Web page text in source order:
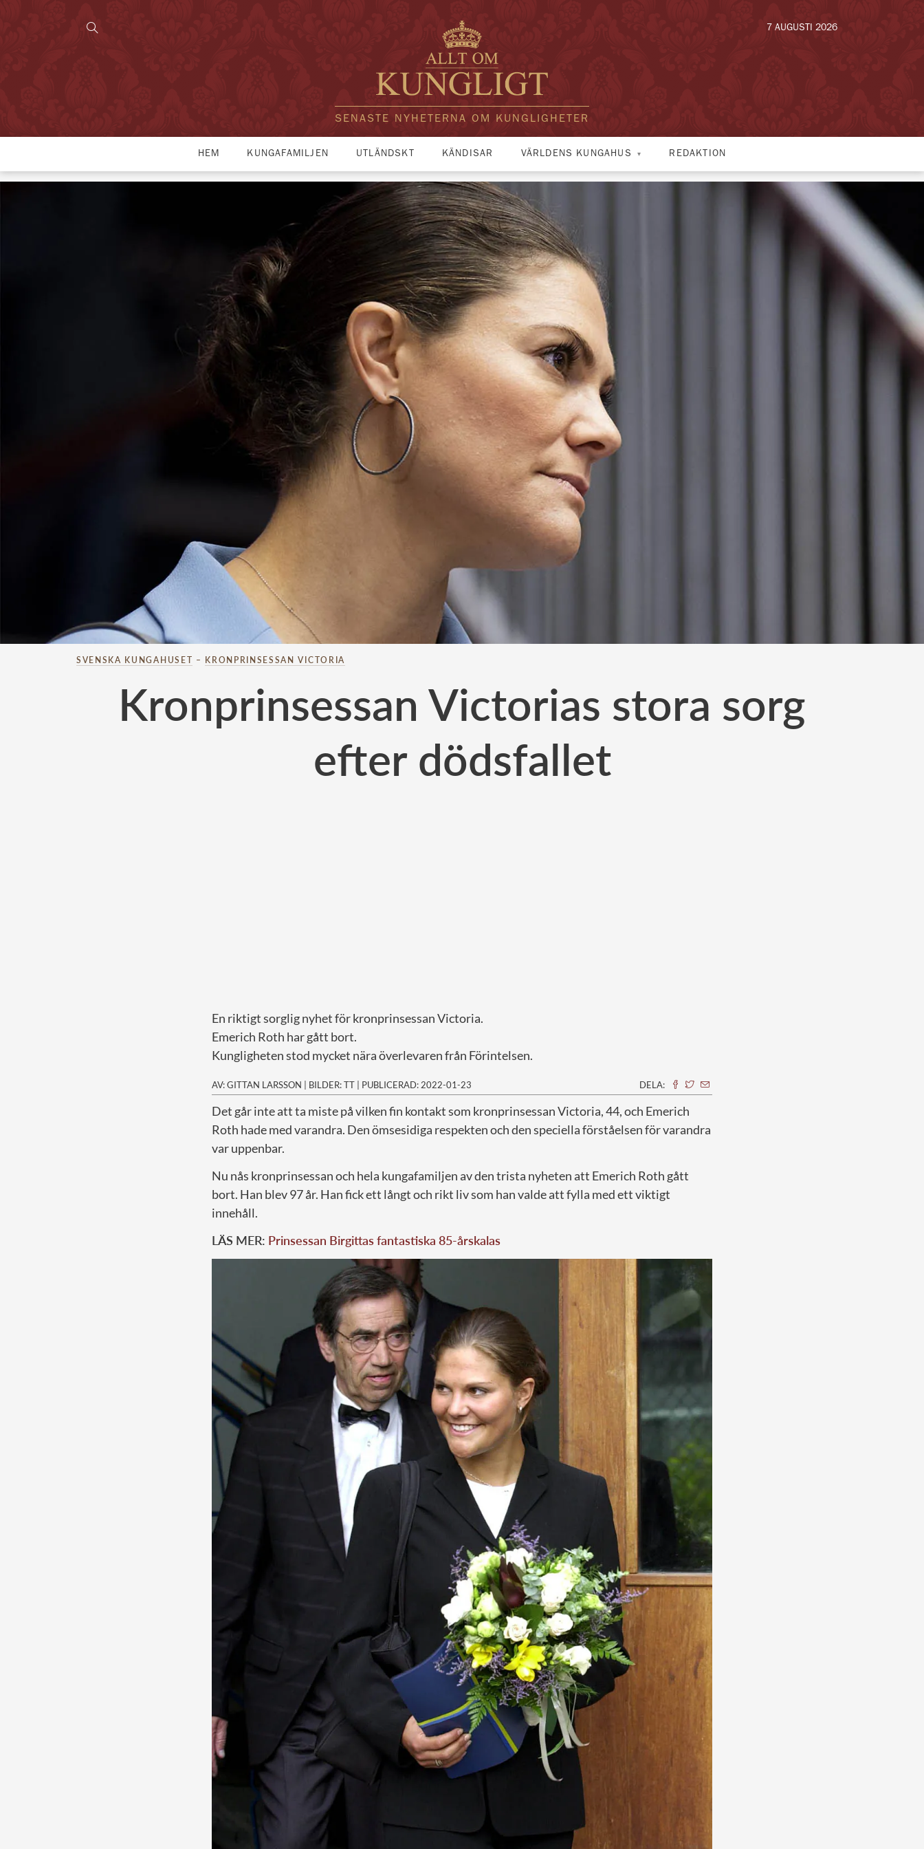
SENASTE NYHETERNA OM KUNGLIGHETER
7 AUGUSTI 2026
HEM KUNGAFAMILJEN UTLÄNDSKT KÄNDISAR VÄRLDENS KUNGAHUS REDAKTION
SVENSKA KUNGAHUSET – KRONPRINSESSAN VICTORIA
Kronprinsessan Victorias stora sorg
efter dödsfallet
En riktigt sorglig nyhet för kronprinsessan Victoria.
Emerich Roth har gått bort.
Kungligheten stod mycket nära överlevaren från Förintelsen.
AV: GITTAN LARSSON BILDER: TT PUBLICERAD: 2022-01-23 DELA:
Det går inte att ta miste på vilken fin kontakt som kronprinsessan Victoria, 44, och Emerich
Roth hade med varandra. Den ömsesidiga respekten och den speciella förståelsen för varandra
var uppenbar.
Nu nås kronprinsessan och hela kungafamiljen av den trista nyheten att Emerich Roth gått
bort. Han blev 97 år. Han fick ett långt och rikt liv som han valde att fylla med ett viktigt
innehåll.
LÄS MER: Prinsessan Birgittas fantastiska 85-årskalas